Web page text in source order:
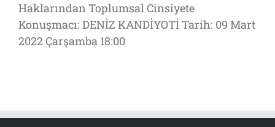
Haklarından Toplumsal Cinsiyete
Konuşmacı: DENİZ KANDİYOTİ Tarih: 09 Mart
2022 Çarşamba 18:00